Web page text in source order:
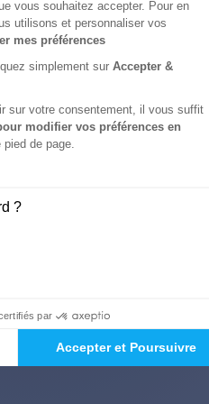
piste. MotoGP, Moto2,
également des
et les coups d’éclat des
Satisfait